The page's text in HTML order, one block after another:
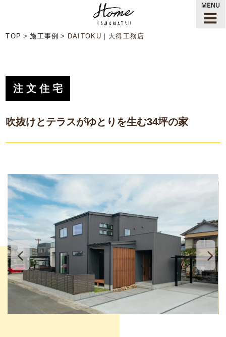
TOP 施工事例 DAITOKU｜大得工務店
注文住宅
吹抜けとテラスがゆとりを生む34坪の家